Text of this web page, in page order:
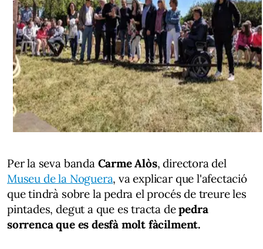
Per la seva banda Carme Alòs, directora del
Museu de la Noguera, va explicar que l'afectació
que tindrà sobre la pedra el procés de treure les
pintades, degut a que es tracta depedra
sorrenca que es desfà molt fàcilment.